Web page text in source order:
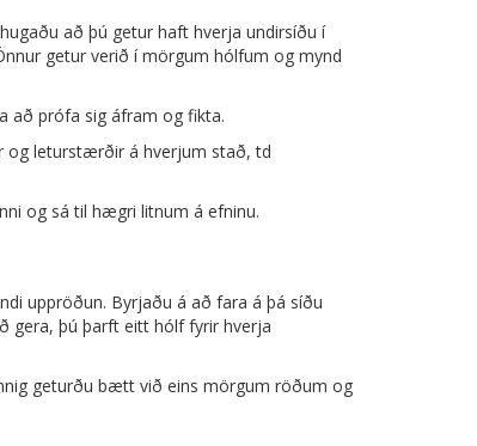
að þú getur haft hverja undirsíðu í
getur verið í mörgum hólfum og mynd
að prófa sig áfram og fikta.
og leturstærðir á hverjum stað, td
og sá til hægri litnum á efninu.
uppröðun. Byrjaðu á að fara á þá síðu
gera, þú þarft eitt hólf fyrir hverja
geturðu bætt við eins mörgum röðum og